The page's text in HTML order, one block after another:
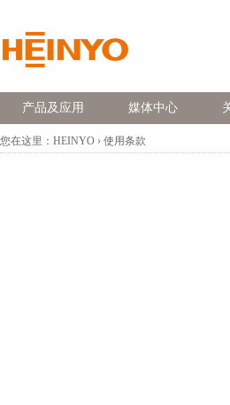
产品及应用 媒体中心
您在这里： HEINYO › 使用条款